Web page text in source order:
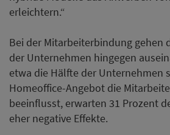
erleichtern.“
Bei der Mitarbeiterbindung gehen
der Unternehmen hingegen
etwa die Hälfte der Unternehmen
Homeoffice-Angebot die
beeinflusst, erwarten 31 Prozent
eher negative Effekte.